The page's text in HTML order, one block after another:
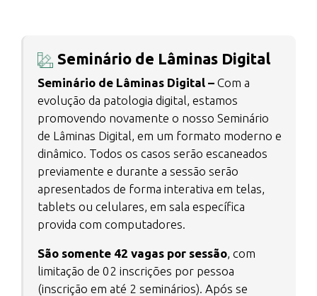
Seminário de Lâminas Digital
Seminário de Lâminas Digital – Com a
evolução da patologia digital, estamos
promovendo novamente o nosso Seminário
de Lâminas Digital, em um formato moderno e
dinâmico. Todos os casos serão escaneados
previamente e durante a sessão serão
apresentados de forma interativa em telas,
tablets ou celulares, em sala específica
provida com computadores.
São somente 42 vagas por sessão, com
limitação de 02 inscrições por pessoa
(inscrição em até 2 seminários). Após se